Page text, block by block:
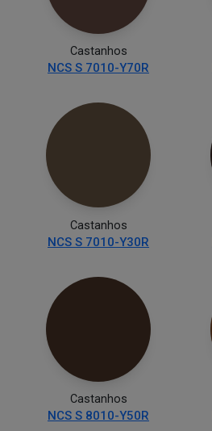
Castanhos
NCS S 7010-Y70R
Castanhos
NCS S 7010-Y30R
Castanhos
NCS S 8010-Y50R